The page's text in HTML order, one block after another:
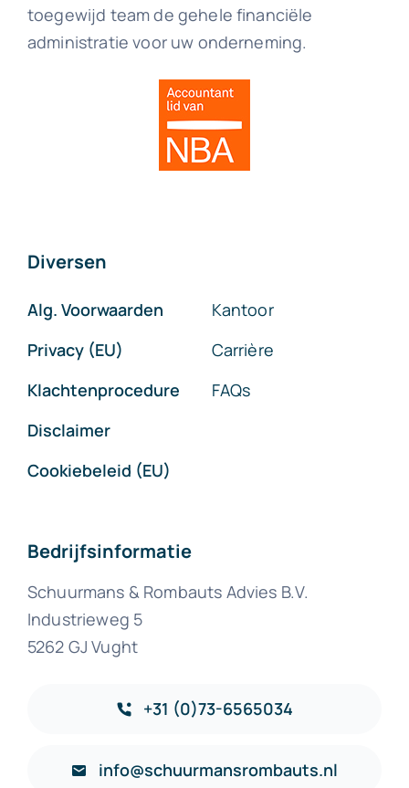
toegewijd team de gehele financiële
administratie voor uw onderneming.
Diversen
Alg. Voorwaarden
Privacy (EU)
Klachtenprocedure
Disclaimer
Cookiebeleid (EU)
Kantoor
Carrière
FAQs
Bedrijfsinformatie
Schuurmans & Rombauts Advies B.V.
Industrieweg 5
5262 GJ Vught
+31 (0)73-6565034
info@schuurmansrombauts.nl